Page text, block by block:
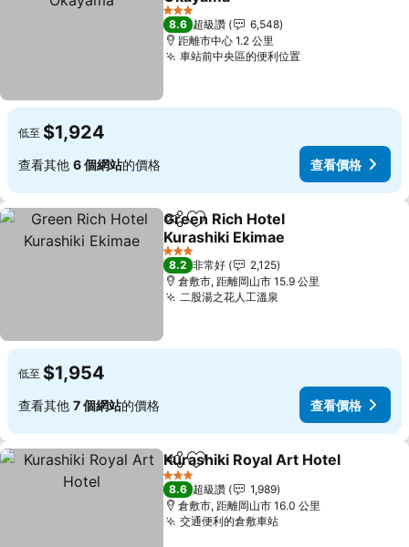
查看價格
3 星級
8.6 超級讚
6,548
距離市中心 1.2 公里
車站前中央區的便利位置查看價格
低至 $1,924
查看其他 6 個網站的價格 查看價格
分享 加入我的最愛
Green Rich Hotel
Kurashiki Ekimae
查看價格
3 星級
8.2 非常好
2,125
倉敷市, 距離岡山市 15.9 公里
二股湯之花人工溫泉查看價格
低至 $1,954
查看其他 7 個網站的價格 查看價格
分享 加入我的最愛
Kurashiki Royal Art Hotel
3 星級
8.6 超級讚
1,989
倉敷市, 距離岡山市 16.0 公里
交通便利的倉敷車站查看價格